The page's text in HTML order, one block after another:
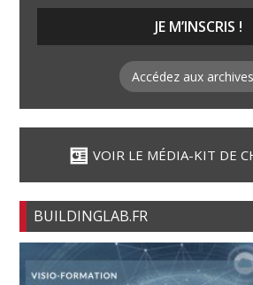
Accédez aux
VOIR LE MÉDIA-KIT DE
BUILDINGLAB.FR